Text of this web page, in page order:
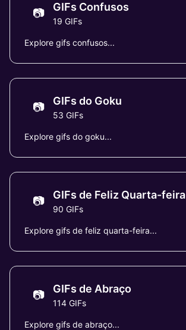
📷 GIFs Confusos
19 GIFs
Explore gifs confusos...
📷 GIFs do Goku
53 GIFs
Explore gifs do goku...
📷 GIFs de Feliz Quarta-feira
90 GIFs
Explore gifs de feliz quarta-feira...
📷 GIFs de Abraço
114 GIFs
Explore gifs de abraço...